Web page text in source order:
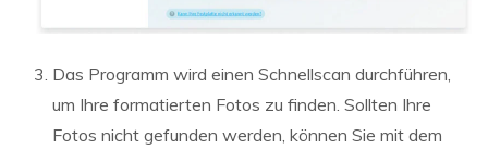
Das Programm wird einen Schnellscan durchführen,
um Ihre formatierten Fotos zu finden. Sollten Ihre
Fotos nicht gefunden werden, können Sie mit dem